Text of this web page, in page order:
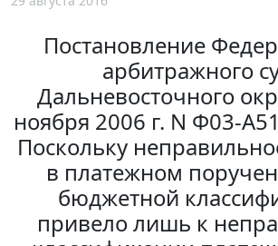
Постановление
арбитражного
Дальневосточного
ноября 2006 г. N Ф03-
Поскольку
в платежном
бюджетной
привело лишь к